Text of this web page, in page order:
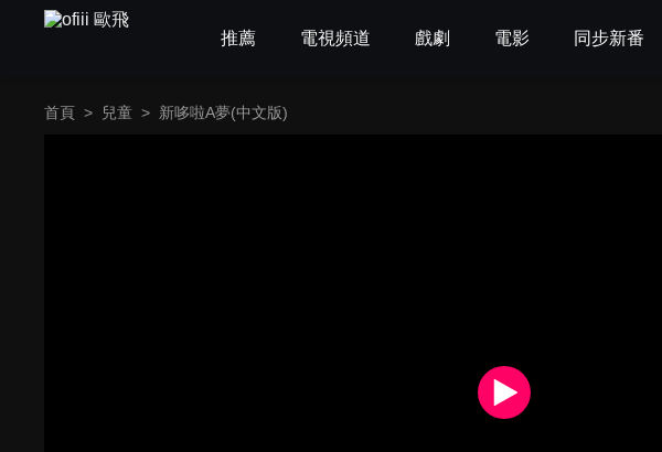
推薦 電視頻道 戲劇 電影 同步新番
首頁 > 兒童 > 新哆啦A夢(中文版)